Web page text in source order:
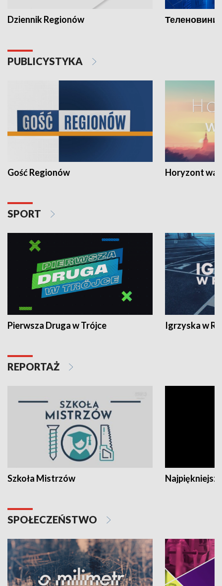
Dziennik Regionów Теленовини
PUBLICYSTYKA
Gość Regionów Horyzont
SPORT
Pierwsza Druga w Trójce Igrzyska w
REPORTAŻ
Szkoła Mistrzów
SPOŁECZEŃSTWO